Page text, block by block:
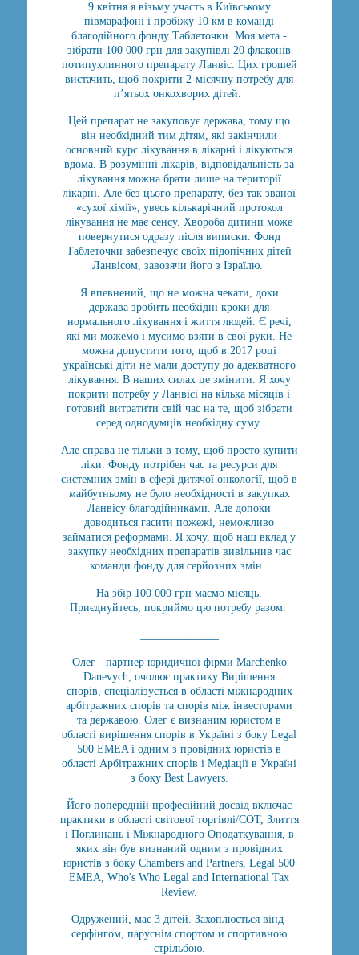
9 квітня я візьму участь в Київському
півмарафоні і пробіжу 10 км в команді
благодійного фонду Таблеточки. Моя мета -
зібрати 100 000 грн для закупівлі 20 флаконів
потипухлинного препарату Ланвіс. Цих грошей
вистачить, щоб покрити 2-місячну потребу для
п’ятьох онкохворих дітей.
Цей препарат не закуповує держава, тому що
він необхідний тим дітям, які закінчили
основний курс лікування в лікарні і лікуються
вдома. В розумінні лікарів, відповідальність за
лікування можна брати лише на території
лікарні. Але без цього препарату, без так званої
«сухої хімії», увесь кількарічний протокол
лікування не має сенсу. Хвороба дитини може
повернутися одразу після виписки. Фонд
Таблеточки забезпечує своїх підопічних дітей
Ланвісом, завозячи його з Ізраїлю.
Я впевнений, що не можна чекати, доки
держава зробить необхідні кроки для
нормального лікування і життя людей. Є речі,
які ми можемо і мусимо взяти в свої руки. Не
можна допустити того, щоб в 2017 році
українські діти не мали доступу до адекватного
лікування. В наших силах це змінити. Я хочу
покрити потребу у Ланвісі на кілька місяців і
готовий витратити свій час на те, щоб зібрати
серед однодумців необхідну суму.
Але справа не тільки в тому, щоб просто купити
ліки. Фонду потрібен час та ресурси для
системних змін в сфері дитячої онкології, щоб в
майбутньому не було необхідності в закупках
Ланвісу благодійниками. Але допоки
доводиться гасити пожежі, неможливо
займатися реформами. Я хочу, щоб наш вклад у
закупку необхідних препаратів вивільнив час
команди фонду для серйозних змін.
На збір 100 000 грн маємо місяць.
Приєднуйтесь, покриймо цю потребу разом.
Олег - партнер юридичної фірми Marchenko
Danevych, очолює практику Вирішення
спорів, спеціалізується в області міжнародних
арбітражних спорів та спорів між інвесторами
та державою. Олег є визнаним юристом в
області вирішення спорів в Україні з боку Legal
500 EMEA і одним з провідних юристів в
області Арбітражних спорів і Медіації в Україні
з боку Best Lawyers.
Його попередній професійний досвід включає
практики в області світової торгівлі/СОТ, Злиття
і Поглинань і Міжнародного Оподаткування, в
яких він був визнаний одним з провідних
юристів з боку Chambers and Partners, Legal 500
EMEA, Who's Who Legal and International Tax
Review.
Одружений, має 3 дітей. Захоплюється вінд-
серфінгом, паруснім спортом и спортивною
стрільбою.